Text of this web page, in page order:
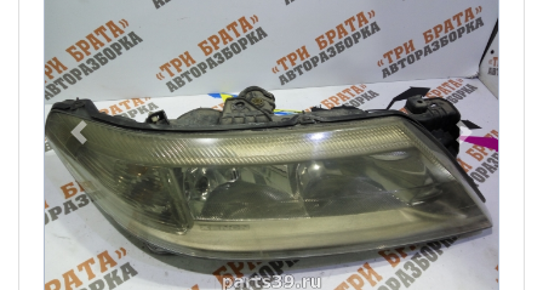
Previous Next